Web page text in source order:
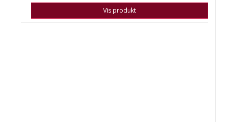
Vis produkt